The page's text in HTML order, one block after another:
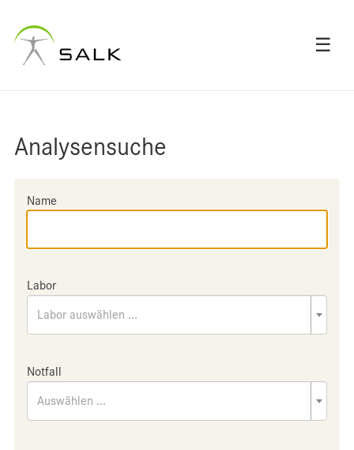
☰
Analysensuche
Name
Labor
Labor auswählen ...
Notfall
Auswählen ...